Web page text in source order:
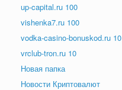
up-capital.ru 100
vishenka7.ru 100
vodka-casino-bonuskod.ru 10
vrclub-tron.ru 10
Новая папка
Новости Криптовалют